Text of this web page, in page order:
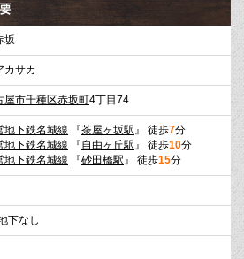
坂
カサカ
屋市千種区赤坂町4丁目74
地下鉄名城線 『茶屋ヶ坂駅 』 徒歩7分
地下鉄名城線 『自由ヶ丘駅 』 徒歩10分
地下鉄名城線 『砂田橋駅 』 徒歩15分
下なし